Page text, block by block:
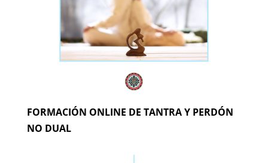
FORMACIÓN ONLINE DE TANTRA Y PERDÓN
NO DUAL